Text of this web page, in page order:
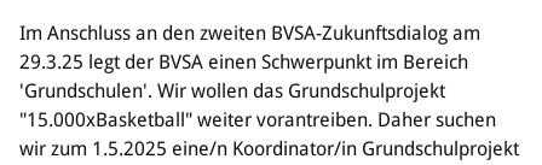
Im Anschluss an den zweiten BVSA-Zukunftsdialog am
29.3.25 legt der BVSA einen Schwerpunkt im Bereich
'Grundschulen'. Wir wollen das Grundschulprojekt
"15.000xBasketball" weiter vorantreiben. Daher suchen
wir zum 1.5.2025 eine/n Koordinator/in Grundschulprojekt